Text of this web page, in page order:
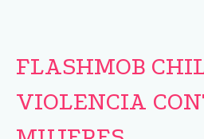
FLASHMOB
VIOLENCIA